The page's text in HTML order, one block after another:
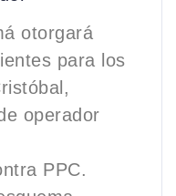
otorgará
para los
operador
PPC.